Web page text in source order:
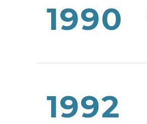
1990
1992